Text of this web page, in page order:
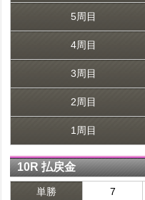
5周目
4周目
3周目
2周目
1周目
10R 払戻金
単勝 7